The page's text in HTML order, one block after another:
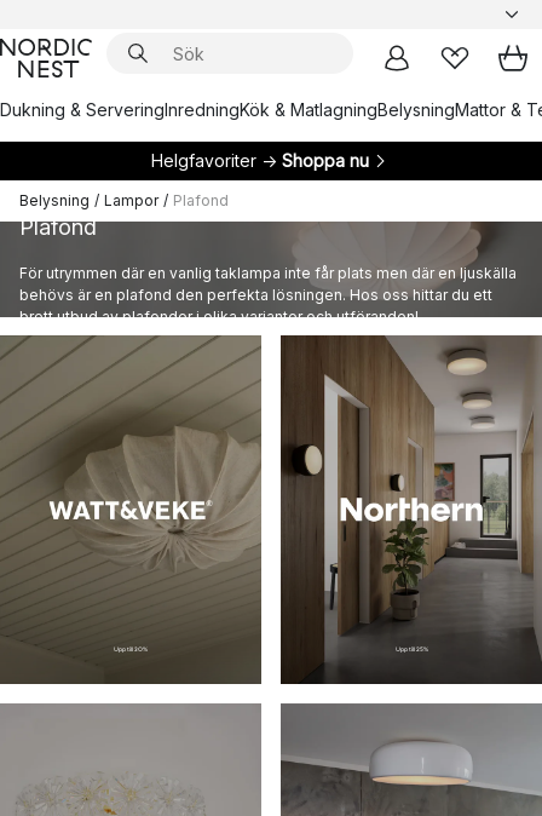
Dukning & ServeringInredningKök & MatlagningBelysningMattor &
Helgfavoriter → Shoppa nu
Belysning / Lampor / Plafond
Plafond
För utrymmen där en vanlig taklampa inte får plats men där en ljuskälla
behövs är en plafond den perfekta lösningen. Hos oss hittar du ett
brett utbud av plafonder i olika varianter och utföranden!
Upp till30% Upp till25%